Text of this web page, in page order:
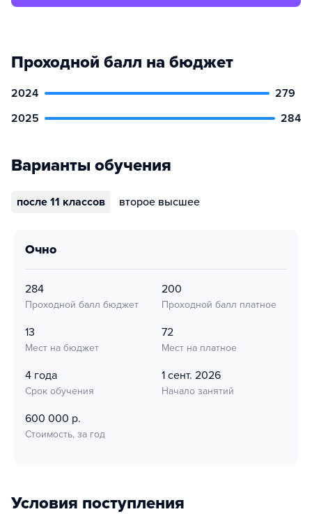
Проходной балл на бюджет
2024
279
2025
284
Варианты обучения
после 11 классов второе высшее
очно
284
Проходной балл бюджет
200
Проходной балл платное
13
Мест на бюджет
72
Мест на платное
4 года
Срок обучения
1 сент. 2026
Начало занятий
600 000 р.
Стоимость, за год
Условия поступления